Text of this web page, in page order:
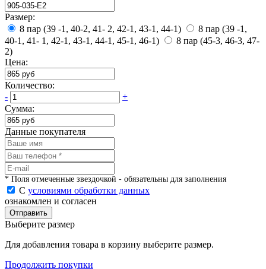
Размер:
8 пар (39 -1, 40-2, 41- 2, 42-1, 43-1, 44-1)
8 пар (39 -1,
40-1, 41- 1, 42-1, 43-1, 44-1, 45-1, 46-1)
8 пар (45-3, 46-3, 47-
2)
Цена:
Количество:
-
+
Сумма:
Данные покупателя
* Поля отмеченные звездочкой - обязательны для заполнения
С условиями обработки данных
ознакомлен и согласен
Отправить
Выберите размер
Для добавления товара в корзину выберите размер.
Продолжить покупки